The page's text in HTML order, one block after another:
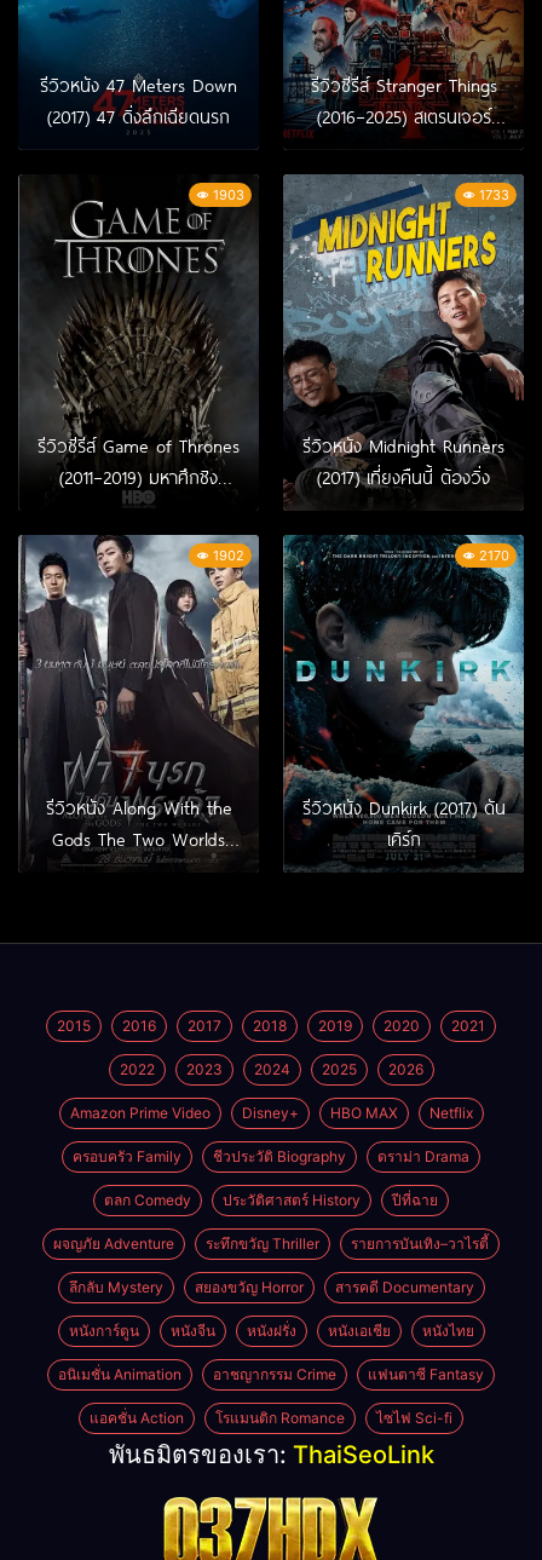
รีวิวหนัง 47 Meters Down
(2017) 47 ดิ่งลึกเฉียดนรก
รีวิวซีรีส์ Stranger Things
(2016–2025) สเตรนเจอร์
1903
รีวิวซีรีส์ Game of Thrones
(2011–2019) มหาศึกชิง
บัลลังก์
1733
รีวิวหนัง Midnight Runners
(2017) เที่ยงคืนนี้ ต้องวิ่ง
1902
รีวิวหนัง Along With the
Gods The Two Worlds
(2017) ฝ่า 7 นรกไปกับ
2170
รีวิวหนัง Dunkirk (2017) ดัน
เคิร์ก
2015 2016 2017 2018 2019 2020 2021
2022 2023 2024 2025 2026
Amazon Prime Video Disney+ HBO MAX Netflix
ครอบครัว Family ชีวประวัติ Biography ดราม่า Drama
ตลก Comedy ประวัติศาสตร์ History ปีที่ฉาย
ผจญภัย Adventure ระทึกขวัญ Thriller รายการบันเทิง–วาไรตี้
ลึกลับ Mystery สยองขวัญ Horror สารคดี Documentary
หนังการ์ตูน หนังจีน หนังฝรั่ง หนังเอเชีย หนังไทย
อนิเมชั่น Animation อาชญากรรม Crime แฟนตาซี Fantasy
แอคชั่น Action โรแมนติก Romance ไซไฟ Sci-fi
พันธมิตรของเรา: ThaiSeoLink